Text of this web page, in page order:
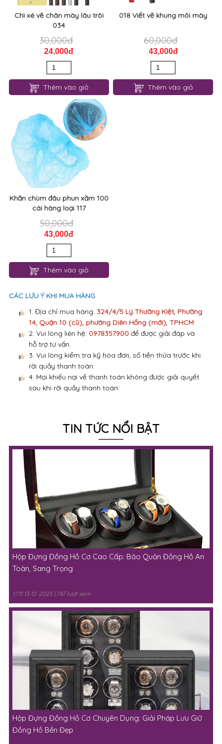
Chì xé vẽ chân mày lâu trôi
034
30,000đ
24,000đ
Thêm vào giỏ
018 Viết vẽ khung môi mày
60,000đ
43,000đ
Thêm vào giỏ
Khăn chùm đâu phun xăm 100
cái hàng loại 117
50,000đ
43,000đ
Thêm vào giỏ
CÁC LƯU Ý KHI MUA HÀNG
1. Địa chỉ mua hàng: 324/4/5 Lý Thường Kiệt, Phường
14, Quận 10 (cũ), phường Diên Hồng (mới), TPHCM
2. Vui lòng liên hệ: 0978357900để được giải đáp và
hỗ trợ tư vấn.
3. Vui lòng kiểm tra kỹ hóa đơn, số tiền thừa trước khi
rời quầy thanh toán.
4. Mọi khiếu nại về thanh toán không được giải quyết
sau khi rời quầy thanh toán.
TIN TỨC NỔI BẬT
Hộp Đựng Đồng Hồ Cơ Cao Cấp: Bảo Quản Đồng Hồ An
Toàn, Sang Trọng
17:11 13-12-2025 | 747 lượt xem
Hộp Đựng Đồng Hồ Cơ Chuyên Dụng: Giải Pháp Lưu Giữ
Đồng Hồ Bền Đẹp